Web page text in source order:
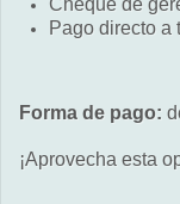
Cheque de
Pago directo a
Forma de pago:
¡Aprovecha esta